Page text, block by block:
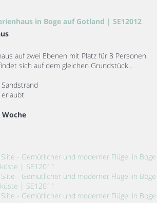
in Boge auf Gotland | SE12012
auf zwei Ebenen mit Platz für 8 Personen.
sich auf dem gleichen Grundstück...